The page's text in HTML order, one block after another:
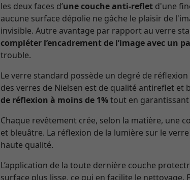
les deux faces d’une couche anti-reflet d'une
aucune surface dépolie ne gâche le plaisir de
invisible. Autre avantage par rapport au verre
compléter l’encadrement de l’image avec un
trouble.
Le verre standard possède un degré de
des verres de Nielsen est de qualité antireflet
de réflexion à moins de 1%tout en
Chaque revêtement crée, selon la matière, une
et bleuâtre. La réflexion de la lumière sur le
haute qualité.
L’application de la toute dernière couche
surface plus lisse, ce qui en facilite le nettoyage.